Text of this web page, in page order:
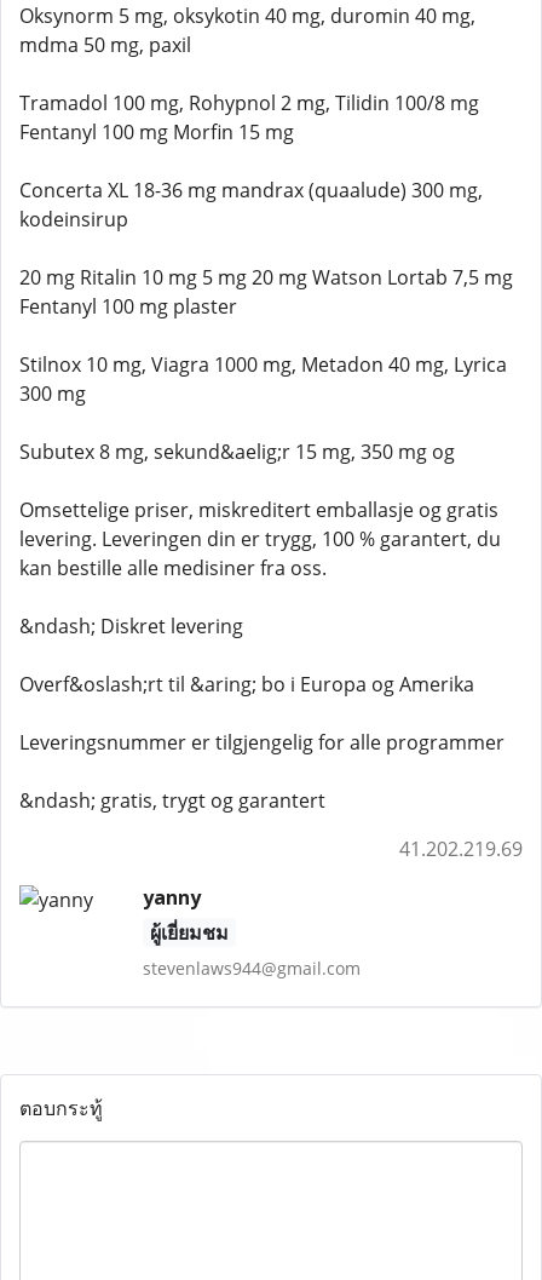
Oksynorm 5 mg, oksykotin 40 mg, duromin 40 mg,
mdma 50 mg, paxil
Tramadol 100 mg, Rohypnol 2 mg, Tilidin 100/8 mg
Fentanyl 100 mg Morfin 15 mg
Concerta XL 18-36 mg mandrax (quaalude) 300 mg,
kodeinsirup
20 mg Ritalin 10 mg 5 mg 20 mg Watson Lortab 7,5 mg
Fentanyl 100 mg plaster
Stilnox 10 mg, Viagra 1000 mg, Metadon 40 mg, Lyrica
300 mg
Subutex 8 mg, sekund&aelig;r 15 mg, 350 mg og
Omsettelige priser, miskreditert emballasje og gratis
levering. Leveringen din er trygg, 100 % garantert, du
kan bestille alle medisiner fra oss.
&ndash; Diskret levering
Overf&oslash;rt til &aring; bo i Europa og Amerika
Leveringsnummer er tilgjengelig for alle programmer
&ndash; gratis, trygt og garantert
41.202.219.69
yanny
ผู้เยี่ยมชม
stevenlaws944@gmail.com
ตอบกระทู้